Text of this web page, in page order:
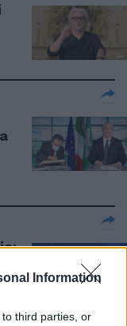
Information
third parties, or